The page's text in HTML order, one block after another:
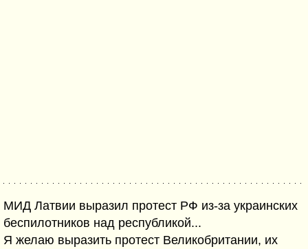
МИД Латвии выразил протест РФ из-за украинских
беспилотников над республикой...
Я желаю выразить протест Великобритании, их